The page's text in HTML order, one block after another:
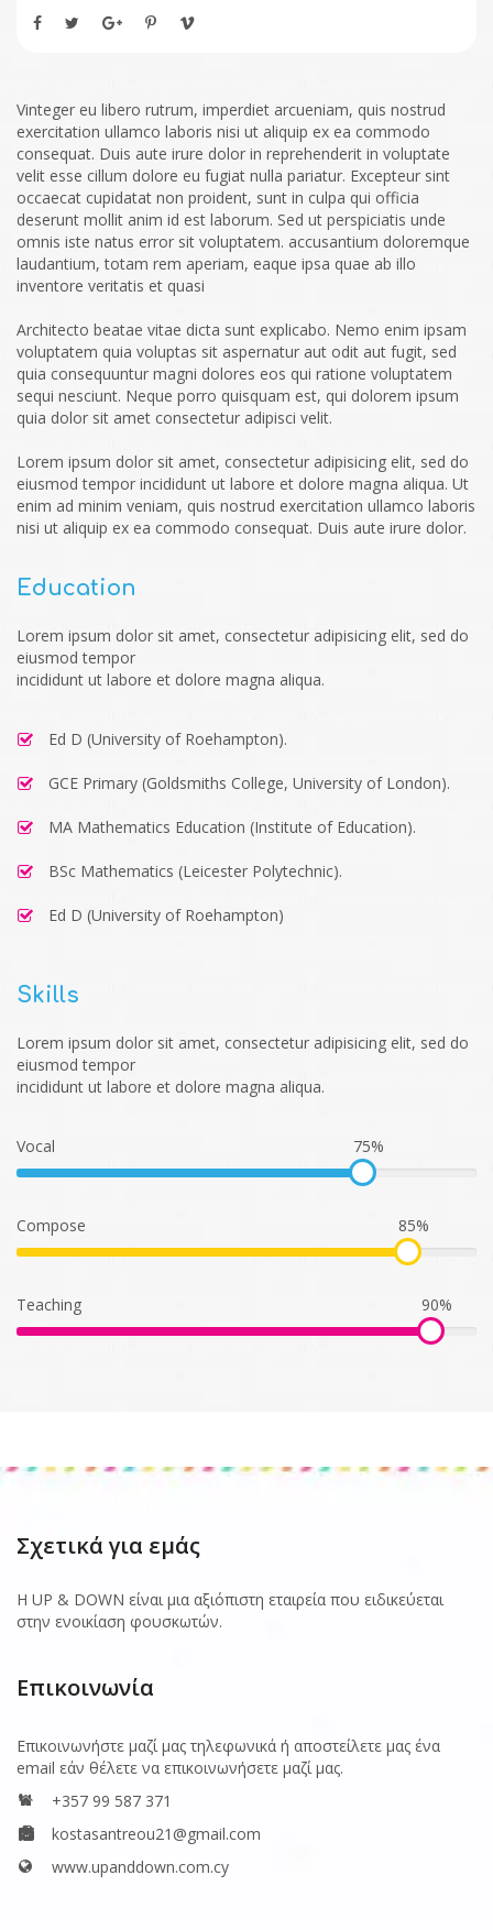
Vinteger eu libero rutrum, imperdiet arcueniam, quis nostrud
exercitation ullamco laboris nisi ut aliquip ex ea commodo
consequat. Duis aute irure dolor in reprehenderit in voluptate
velit esse cillum dolore eu fugiat nulla pariatur. Excepteur sint
occaecat cupidatat non proident, sunt in culpa qui officia
deserunt mollit anim id est laborum. Sed ut perspiciatis unde
omnis iste natus error sit voluptatem. accusantium doloremque
laudantium, totam rem aperiam, eaque ipsa quae ab illo
inventore veritatis et quasi
Architecto beatae vitae dicta sunt explicabo. Nemo enim ipsam
voluptatem quia voluptas sit aspernatur aut odit aut fugit, sed
quia consequuntur magni dolores eos qui ratione voluptatem
sequi nesciunt. Neque porro quisquam est, qui dolorem ipsum
quia dolor sit amet consectetur adipisci velit.
Lorem ipsum dolor sit amet, consectetur adipisicing elit, sed do
eiusmod tempor incididunt ut labore et dolore magna aliqua. Ut
enim ad minim veniam, quis nostrud exercitation ullamco laboris
nisi ut aliquip ex ea commodo consequat. Duis aute irure dolor.
Education
Lorem ipsum dolor sit amet, consectetur adipisicing elit, sed do
eiusmod tempor
incididunt ut labore et dolore magna aliqua.
Ed D (University of Roehampton).
GCE Primary (Goldsmiths College, University of London).
MA Mathematics Education (Institute of Education).
BSc Mathematics (Leicester Polytechnic).
Ed D (University of Roehampton)
Skills
Lorem ipsum dolor sit amet, consectetur adipisicing elit, sed do
eiusmod tempor
incididunt ut labore et dolore magna aliqua.
Vocal 75%
Compose 85%
Teaching 90%
Σχετικά για εμάς
Η UP & DOWN είναι μια αξιόπιστη εταιρεία που ειδικεύεται
στην ενοικίαση φουσκωτών.
Επικοινωνία
Επικοινωνήστε μαζί μας τηλεφωνικά ή αποστείλετε μας ένα
email εάν θέλετε να επικοινωνήσετε μαζί μας.
+357 99 587 371
kostasantreou21@gmail.com
www.upanddown.com.cy